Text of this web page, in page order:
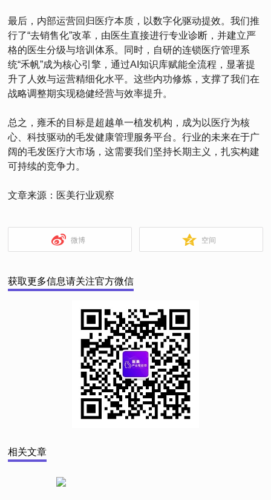
最后，内部运营回归医疗本质，以数字化驱动提效。我们推
行了“去销售化”改革，由医生直接进行专业诊断，并建立严
格的医生分级与培训体系。同时，自研的连锁医疗管理系
统“禾帆”成为核心引擎，通过AI知识库赋能全流程，显著提
升了人效与运营精细化水平。这些内功修炼，支撑了我们在
战略调整期实现稳健经营与效率提升。
总之，雍禾的目标是超越单一植发机构，成为以医疗为核
心、科技驱动的毛发健康管理服务平台。行业的未来在于广
阔的毛发医疗大市场，这需要我们坚持长期主义，扎实构建
可持续的竞争力。
文章来源：医美行业观察
微博 空间
获取更多信息请关注官方微信
相关文章